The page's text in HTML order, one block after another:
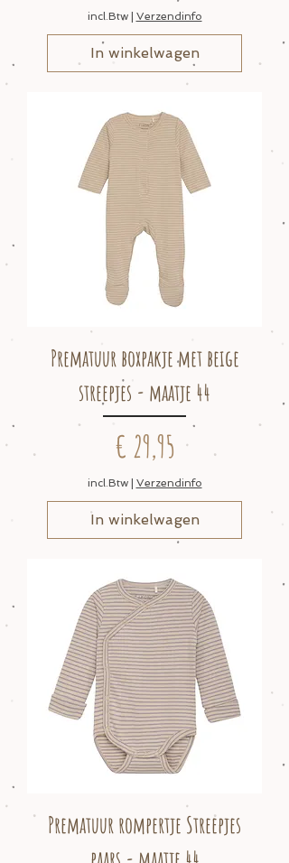
incl.Btw Verzendinfo
In winkelwagen
Prematuur boxpakje met beige
streepjes - maatje 44
Prijs
€ 29,95
incl.Btw | Verzendinfo
In winkelwagen
Prematuur rompertje Streepjes